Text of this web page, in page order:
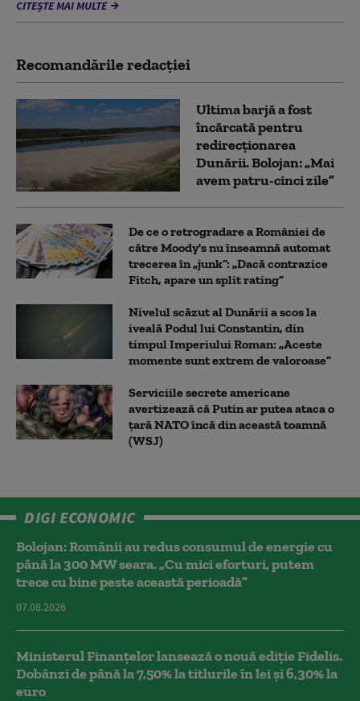
CITEȘTE MAI MULTE
Recomandările redacţiei
Ultima barjă a fost
încărcată pentru
redirecționarea
Dunării. Bolojan: „Mai
avem patru-cinci zile”
De ce o retrogradare a României de
către Moody's nu înseamnă automat
trecerea în „junk”: „Dacă contrazice
Fitch, apare un split rating”
Nivelul scăzut al Dunării a scos la
iveală Podul lui Constantin, din
timpul Imperiului Roman: „Aceste
momente sunt extrem de valoroase”
Serviciile secrete americane
avertizează că Putin ar putea ataca o
țară NATO încă din această toamnă
(WSJ)
DIGI ECONOMIC
Bolojan: Românii au redus consumul de energie cu
până la 300 MW seara. „Cu mici eforturi, putem
trece cu bine peste această perioadă”
07.08.2026
Ministerul Finanțelor lansează o nouă ediție Fidelis.
Dobânzi de până la 7,50% la titlurile în lei și 6,30% la
euro